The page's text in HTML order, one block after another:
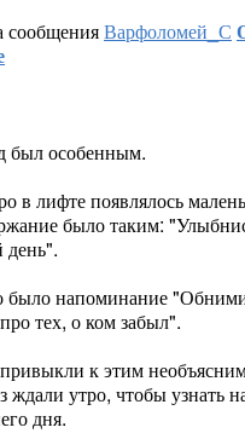
сообщенияВарфоломей_С
был особенным.
в лифте появлялось
было таким:
день".
было напоминание
тех, о ком забыл".
к этим
ждали утро, чтобы узнать
дня.